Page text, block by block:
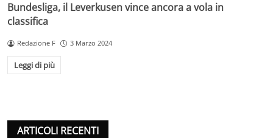
Bundesliga, il Leverkusen vince ancora a vola in
classifica
Redazione F 3 Marzo 2024
Leggi di più
ARTICOLI RECENTI